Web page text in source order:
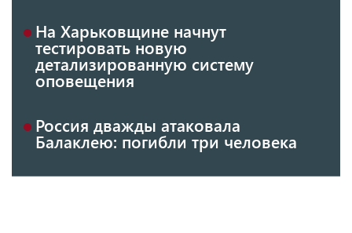
На Харьковщине начнут
тестировать новую
детализированную систему
оповещения
Россия дважды атаковала
Балаклею: погибли три человека